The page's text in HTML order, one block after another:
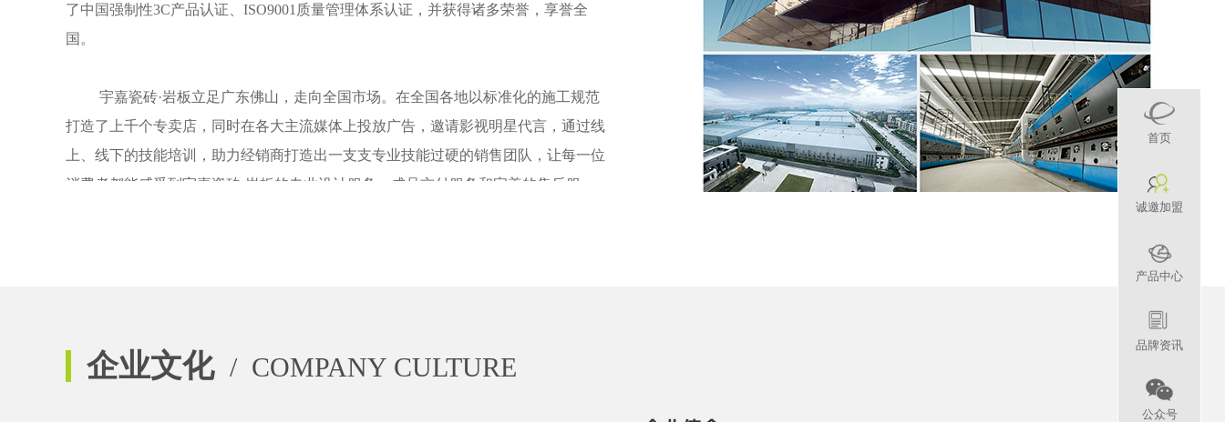
首页
诚邀加盟
产品中心
品牌资讯
公众号
了中国强制性3C产品认证、 ISO9001 质量管理体系认证，并获得诸多荣誉，享誉全
国。
宇嘉瓷砖·岩板立足广东佛山，走向全国市场。在全国各地以标准化的施工规范
打造了上千个专卖店，同时在各大主流媒体上投放广告，邀请影视明星代言，通过线
上、线下的技能培训，助力经销商打造出一支支专业技能过硬的销售团队，让每一位
消费者都能感受到宇嘉瓷砖 ·岩板的专业设计服务、成品交付服务和完善的售后服
企业文化 / COMPANY CULTURE